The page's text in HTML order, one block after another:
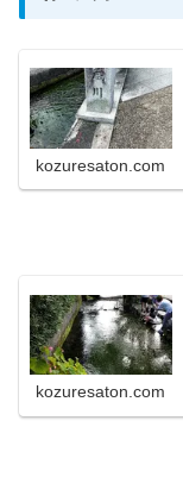
kozuresaton.com
kozuresaton.com